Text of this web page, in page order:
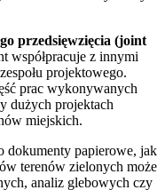
przedsięwzięcia (joint
współpracuje z innymi
projektowego.
prac wykonywanych
dużych projektach
miejskich.
dokumenty papierowe, jak
terenów zielonych może
analiz glebowych czy